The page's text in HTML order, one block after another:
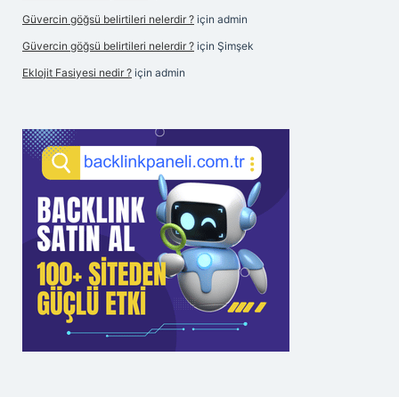
Güvercin göğsü belirtileri nelerdir ? için admin
Güvercin göğsü belirtileri nelerdir ? için Şimşek
Eklojit Fasiyesi nedir ? için admin